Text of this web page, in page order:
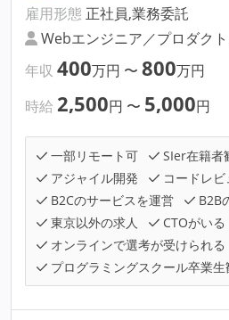
雇用形態 正社員,業務委託
Webエンジニア／プロダク
年収 400万円 〜 800万円
時給 2,500円 〜 5,000円
一部リモート可
SIer在籍者
アジャイル開発
コードレ
B2Cのサービスを運営
B2B
東京以外の求人
CTOがいる
オンラインで選考が受けられる
プログラミングスクール卒業生